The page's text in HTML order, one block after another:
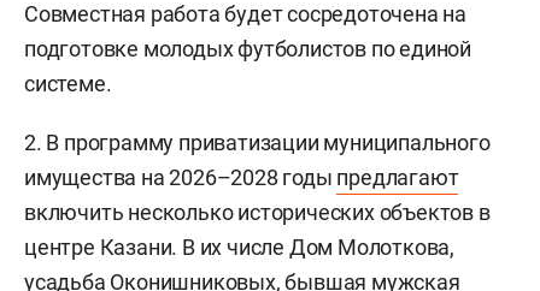
Совместная работа будет сосредоточена на
подготовке молодых футболистов по единой
системе.
2. В программу приватизации муниципального
имущества на 2026–2028 годы предлагают
включить несколько исторических объектов в
центре Казани. В их числе Дом Молоткова,
усадьба Оконишниковых, бывшая мужская